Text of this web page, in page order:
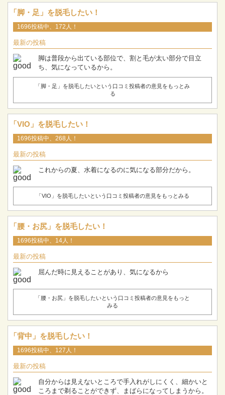
「脚・足」を脱毛したい！
1696投稿中、172人！
最新の投稿
脚は普段から出ている部位で、割と毛が太い部分で目立
ち、気になっているから。
「脚・足」を脱毛したいという口コミ投稿者の意見をもっとみ
る
「VIO」を脱毛したい！
1696投稿中、268人！
最新の投稿
これからの夏、水着になるのに気になる部分だから。
「VIO」を脱毛したいという口コミ投稿者の意見をもっとみる
「腰・お尻」を脱毛したい！
1696投稿中、14人！
最新の投稿
屈んだ時に見えることがあり、気になるから
「腰・お尻」を脱毛したいという口コミ投稿者の意見をもっと
みる
「背中」を脱毛したい！
1696投稿中、127人！
最新の投稿
自分からは見えないところで手入れがしにくく、細かいと
ころまで剃ることができず、まばらになってしまうから。